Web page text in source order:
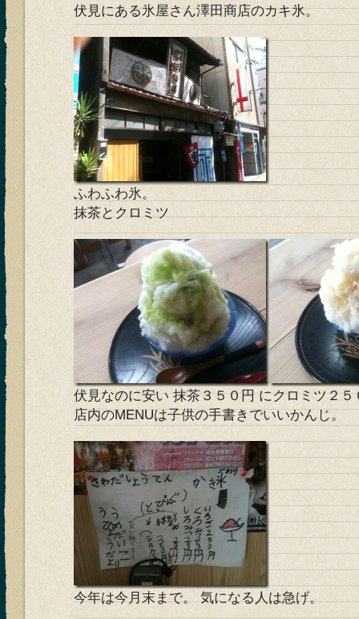
伏見にある氷屋さん澤田商店のカキ氷。
ふわふわ氷。
抹茶とクロミツ
伏見なのに安い 抹茶３５０円 にクロミツ２５
店内のMENUは子供の手書きでいいかんじ。
今年は今月末まで。 気になる人は急げ。